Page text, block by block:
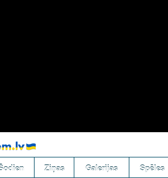
Ziņas Galerijas Spēles